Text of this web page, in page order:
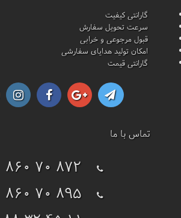
گارانتی کیفیت
سرعت تحویل سفارش
قبول مرجوعی و خرابی
امکان تولید هدایای سفارشی
گارانتی قیمت
تماس با ما
860 70 872
860 70 895